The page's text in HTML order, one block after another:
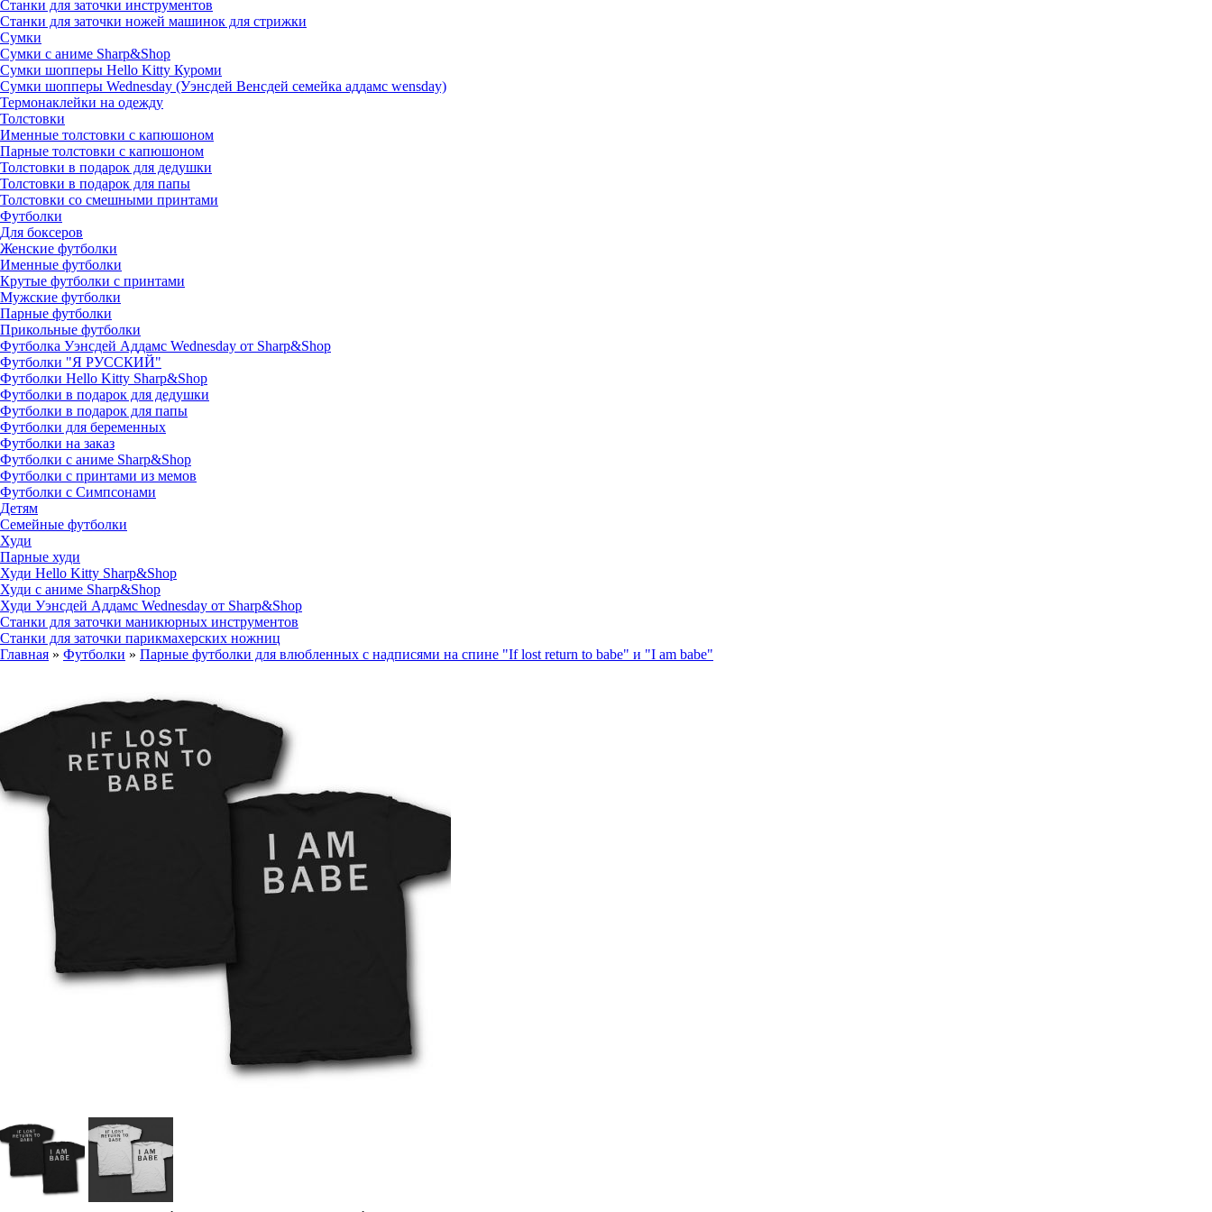
Станки для заточки инструментов
Станки для заточки ножей машинок для стрижки
Сумки
Сумки с аниме Sharp&Shop
Сумки шопперы Hello Kitty Куроми
Сумки шопперы Wednesday (Уэнсдей Венсдей семейка аддамс wensday)
Термонаклейки на одежду
Толстовки
Именные толстовки с капюшоном
Парные толстовки с капюшоном
Толстовки в подарок для дедушки
Толстовки в подарок для папы
Толстовки со смешными принтами
Футболки
Для боксеров
Женские футболки
Именные футболки
Крутые футболки с принтами
Мужские футболки
Парные футболки
Прикольные футболки
Футболка Уэнсдей Аддамс Wednesday от Sharp&Shop
Футболки "Я РУССКИЙ"
Футболки Hello Kitty Sharp&Shop
Футболки в подарок для дедушки
Футболки в подарок для папы
Футболки для беременных
Футболки на заказ
Футболки с аниме Sharp&Shop
Футболки с принтами из мемов
Футболки с Симпсонами
Детям
Семейные футболки
Худи
Парные худи
Худи Hello Kitty Sharp&Shop
Худи с аниме Sharp&Shop
Худи Уэнсдей Аддамс Wednesday от Sharp&Shop
Станки для заточки маникюрных инструментов
Станки для заточки парикмахерских ножниц
Главная » Футболки » Парные футболки для влюбленных с надписями на спине "If lost return to babe" и "I am babe"